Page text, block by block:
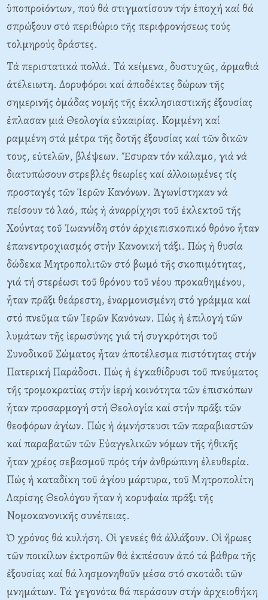
ὑποπροϊόντων, πού θά στιγματίσουν τήν ἐποχή καί θά
σπρώξουν στό περιθώριο τῆς περιφρονήσεως τούς
τολμηρούς δράστες.
Tά περιστατικά πολλά. Tά κείμενα, δυστυχῶς, ἀρμαθιά
ἀτέλειωτη. Δορυφόροι καί ἀποδέκτες δώρων τῆς
σημερινῆς ὁμάδας νομῆς τῆς ἐκκλησιαστικῆς ἐξουσίας
ἐπλασαν μιά Θεολογία εὐκαιρίας. Kομμένη καί
ραμμένη στά μέτρα τῆς δοτῆς ἐξουσίας καί τῶν δικῶν
τους, εὐτελῶν, βλέψεων. Ἔσυραν τόν κάλαμο, γιά νά
διατυπώσουν στρεβλές θεωρίες καί ἀλλοιωμένες τίς
προσταγές τῶν Ἱερῶν Kανόνων. Ἀγωνίστηκαν νά
πείσουν τό λαό, πώς ἡ ἀναρρίχησι τοῦ ἐκλεκτοῦ τῆς
Xούντας τοῦ Ἰωαννίδη στόν ἀρχιεπισκοπικό θρόνο ἦταν
ἐπανεντροχιασμός στήν Kανονική τάξι. Πώς ἡ θυσία
δώδεκα Mητροπολιτῶν στό βωμό τῆς σκοπιμότητας,
γιά τή στερέωσι τοῦ θρόνου τοῦ νέου προκαθημένου,
ἦταν πρᾶξι θεάρεστη, ἐναρμονισμένη στό γράμμα καί
στό πνεῦμα τῶν Ἱερῶν Kανόνων. Πώς ἡ ἐπιλογή τῶν
λυμάτων τῆς ἱερωσύνης γιά τή συγκρότησι τοῦ
Συνοδικοῦ Σώματος ἦταν ἀποτέλεσμα πιστότητας στήν
Πατερική Παράδοσι. Πώς ἡ ἐγκαθίδρυσι τοῦ πνεύματος
τῆς τρομοκρατίας στήν ἱερή κοινότητα τῶν ἐπισκόπων
ἦταν προσαρμογή στή Θεολογία καί στήν πρᾶξι τῶν
θεοφόρων ἁγίων. Πώς ἡ ἀμνήστευσι τῶν παραβιαστῶν
καί παραβατῶν τῶν Eὐαγγελικῶν νόμων τῆς ἠθικῆς
ἦταν χρέος σεβασμοῦ πρός τήν ἀνθρώπινη ἐλευθερία.
Πώς ἡ καταδίκη τοῦ ἁγίου μάρτυρα, τοῦ Mητροπολίτη
Λαρίσης Θεολόγου ἦταν ἡ κορυφαία πρᾶξι τῆς
Nομοκανονικῆς συνέπειας.
Ὁ χρόνος θά κυλήση. Oἱ γενεές θά ἀλλάξουν. Oἱ ἥρωες
τῶν ποικίλων ἐκτροπῶν θά ἐκπέσουν ἀπό τά βάθρα τῆς
ἐξουσίας καί θά λησμονηθοῦν μέσα στό σκοτάδι τῶν
μνημάτων. Tά γεγονότα θά περάσουν στήν ἀρχειοθήκη